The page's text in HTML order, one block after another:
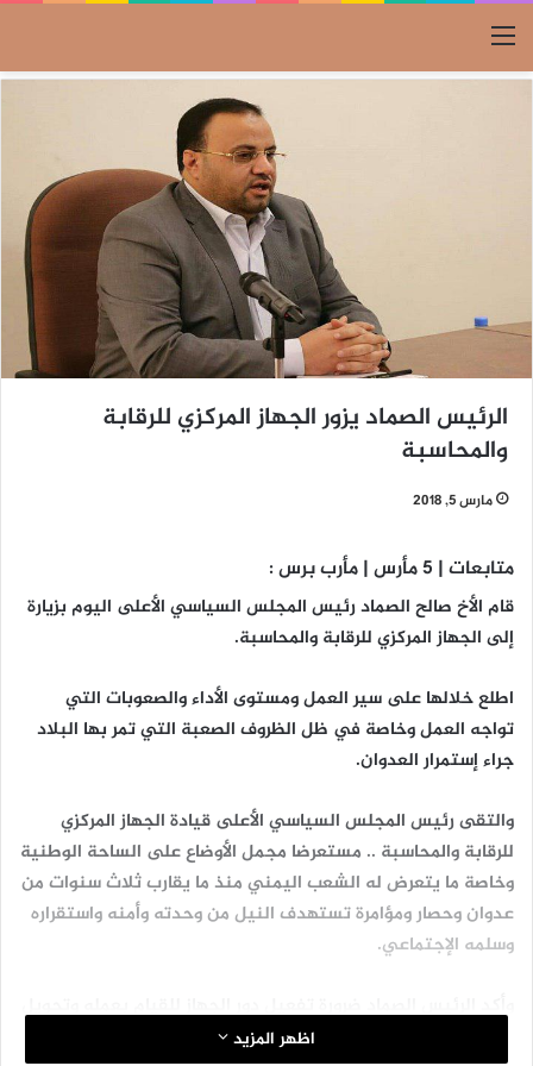
القائمة
الرئيس الصماد يزور الجهاز المركزي للرقابة
والمحاسبة
مارس 5, 2018
متابعات | 5 مأرس | مأرب برس :
قام الأخ صالح الصماد رئيس المجلس السياسي الأعلى اليوم بزيارة
إلى الجهاز المركزي للرقابة والمحاسبة.
اطلع خلالها على سير العمل ومستوى الأداء والصعوبات التي
تواجه العمل وخاصة في ظل الظروف الصعبة التي تمر بها البلاد
جراء إستمرار العدوان.
والتقى رئيس المجلس السياسي الأعلى قيادة الجهاز المركزي
للرقابة والمحاسبة .. مستعرضا مجمل الأوضاع على الساحة الوطنية
وخاصة ما يتعرض له الشعب اليمني منذ ما يقارب ثلاث سنوات من
عدوان وحصار ومؤامرة تستهدف النيل من وحدته وأمنه واستقراره
وسلمه الإجتماعي.
الخطط والبرامج من الإطار النظري إلى الواقع العملي والحفاظ على
اظهر المزيد